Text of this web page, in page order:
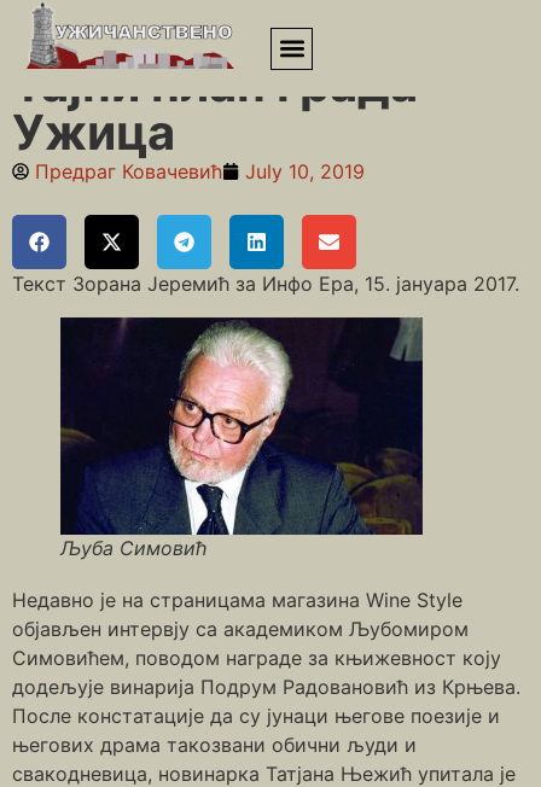
Почетна»Приповедања»Тајни план града Ужица
Тајни план града
Ужица
Предраг Ковачевић July 10, 2019
Текст Зорана Јеремић за Инфо Ера, 15. јануара 2017.
Љуба Симовић
Недавно је на страницама магазина Wine Style
објављен интервју са академиком Љубомиром
Симовићем, поводом награде за књижевност коју
додељује винарија Подрум Радовановић из Крњева.
После констатације да су јунаци његове поезије и
његових драма такозвани обични људи и
свакодневица, новинарка Татјана Њежић упитала је